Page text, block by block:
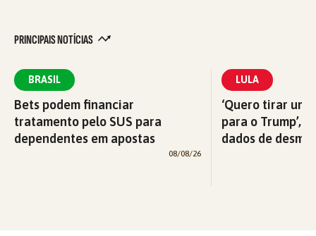
PRINCIPAIS NOTÍCIAS
BRASIL
Bets podem financiar
tratamento pelo SUS para
dependentes em apostas
08/08/26
LULA
‘Quero tirar
para o Trump’,
dados de